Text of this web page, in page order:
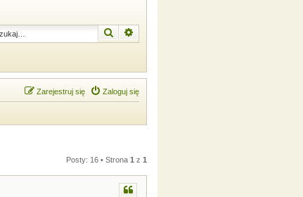
Szukaj
Zaloguj się
Zarejestruj się
Posty: 16 • Strona 1 z 1